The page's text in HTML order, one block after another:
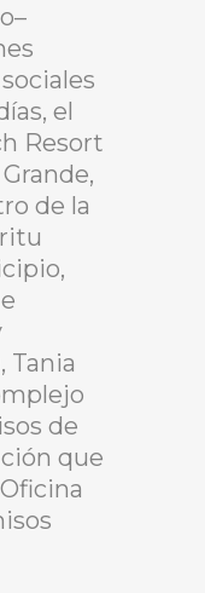
el
Resort
de la
Tania
de
que